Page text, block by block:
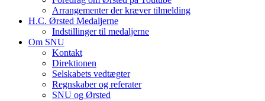
Arrangementer der kræver tilmelding
H.C. Ørsted Medaljerne
Indstillinger til medaljerne
Om SNU
Kontakt
Direktionen
Selskabets vedtægter
Regnskaber og referater
SNU og Ørsted